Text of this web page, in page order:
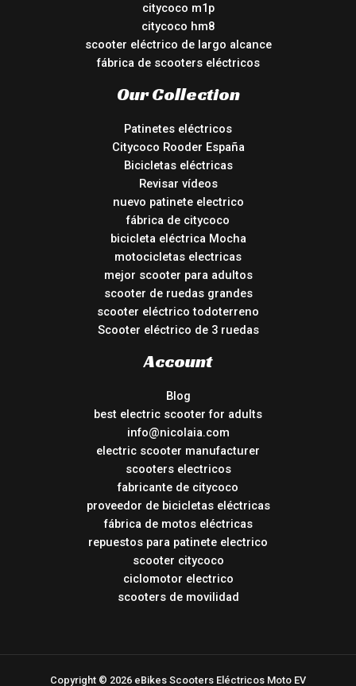
citycoco m1p
citycoco hm8
scooter eléctrico de largo alcance
fábrica de scooters eléctricos
Our Collection
Patinetes eléctricos
Citycoco Rooder España
Bicicletas eléctricas
Revisar vídeos
nuevo patinete electrico
fábrica de citycoco
bicicleta eléctrica Mocha
motocicletas electricas
mejor scooter para adultos
scooter de ruedas grandes
scooter eléctrico todoterreno
Scooter eléctrico de 3 ruedas
Account
Blog
best electric scooter for adults
info@nicolaia.com
electric scooter manufacturer
scooters electricos
fabricante de citycoco
proveedor de bicicletas eléctricas
fábrica de motos eléctricas
repuestos para patinete electrico
scooter citycoco
ciclomotor electrico
scooters de movilidad
Copyright © 2026 eBikes Scooters Eléctricos Moto EV